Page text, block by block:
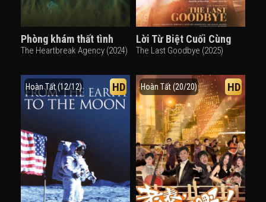
Phòng khám thất tình
The Heartbreak Agency (2024)
Lời Từ Biệt Cuối Cùng
The Last Goodbye (2025)
Hoàn Tất (12/12) HD Hoàn Tất (20/20) HD